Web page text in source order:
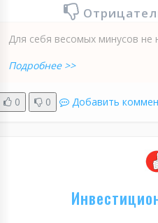
Для себя весомых минусов не
Подробнее >>
0 0 Добавить